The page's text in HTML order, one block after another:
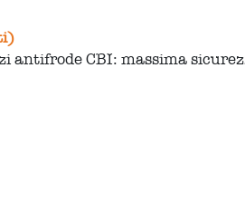
antifrode CBI: massima